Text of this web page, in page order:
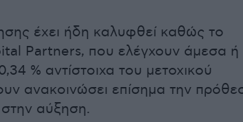
έχει ήδη καλυφθεί καθώς το
Partners, που ελέγχουν άμεσα ή
% αντίστοιχα του μετοχικού
ανακοινώσει επίσημα την
αύξηση.